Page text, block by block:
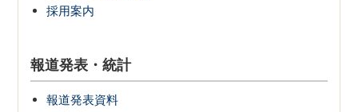
採用案内
報道発表・統計
報道発表資料